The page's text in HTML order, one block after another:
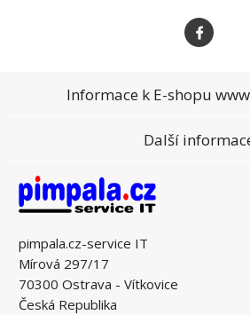
pimpala.cz-service IT
Mírová 297/17
70300 Ostrava - Vítkovice
Česká Republika
Informace k E-shopu
Další